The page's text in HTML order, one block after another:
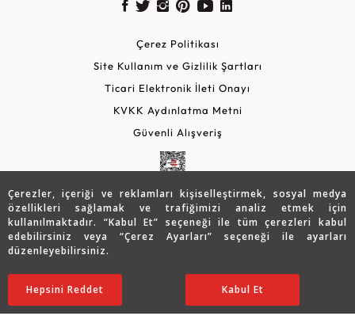
Çerezler, içeriği ve reklamları kişiselleştirmek, sosyal medya
özellikleri sağlamak ve trafiğimizi analiz etmek için
kullanılmaktadır. “Kabul Et” seçeneği ile tüm çerezleri kabul
edebilirsiniz veya “Çerez Ayarları” seçeneği ile ayarları
düzenleyebilirsiniz.
Ayarları Düzenle
Hepsini Reddet Kabul Et
26.894 TL
18.819TL SATIN ALIN
Çerez Politikası
Site Kullanım ve Gizlilik Şartları
Ticari Elektronik İleti Onayı
KVKK Aydınlatma Metni
Güvenli Alışveriş
Copyright © 2026 Assos Pırlanta - Bu sitenin tüm hakları